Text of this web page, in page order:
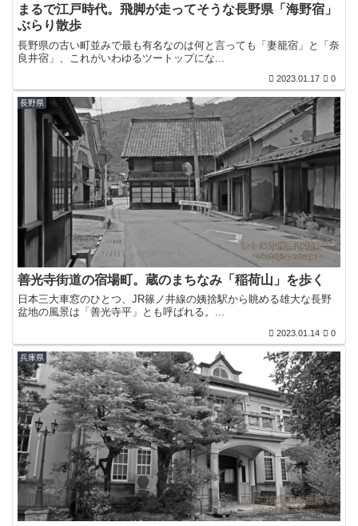
まるで江戸時代。飛脚が走ってそうな長野県「海野宿」
ぶらり散歩
長野県の古い町並みで最も有名なのは何と言っても「妻籠宿」と「奈
良井宿」、これがいわゆるツートップにな...
2023.01.17 0
長野県
善光寺街道の宿場町。蔵のまちなみ「稲荷山」を歩く
日本三大車窓のひとつ、JR篠ノ井線の姨捨駅から眺める雄大な長野
盆地の風景は「善光寺平」とも呼ばれる。...
2023.01.14 0
兵庫県